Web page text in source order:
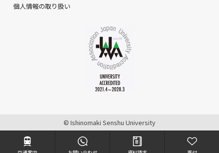
個人情報の取り扱い
© Ishinomaki Senshu University